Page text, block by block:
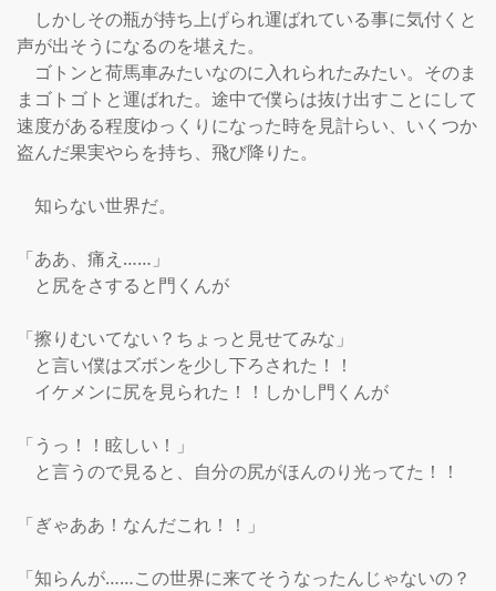
しかしその瓶が持ち上げられ運ばれている事に気付くと
声が出そうになるのを堪えた。
ゴトンと荷馬車みたいなのに入れられたみたい。そのま
まゴトゴトと運ばれた。途中で僕らは抜け出すことにして
速度がある程度ゆっくりになった時を見計らい、いくつか
盗んだ果実やらを持ち、飛び降りた。
知らない世界だ。
「ああ、痛え……」
と尻をさすると門くんが
「擦りむいてない？ちょっと見せてみな」
と言い僕はズボンを少し下ろされた！！
イケメンに尻を見られた！！しかし門くんが
「うっ！！眩しい！」
と言うので見ると、自分の尻がほんのり光ってた！！
「ぎゃああ！なんだこれ！！」
「知らんが……この世界に来てそうなったんじゃないの？